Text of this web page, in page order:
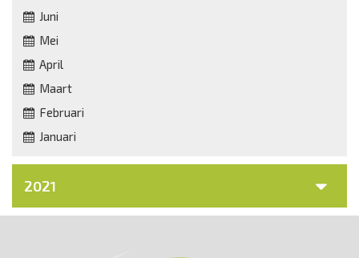
Juni
Mei
April
Maart
Februari
Januari
2021